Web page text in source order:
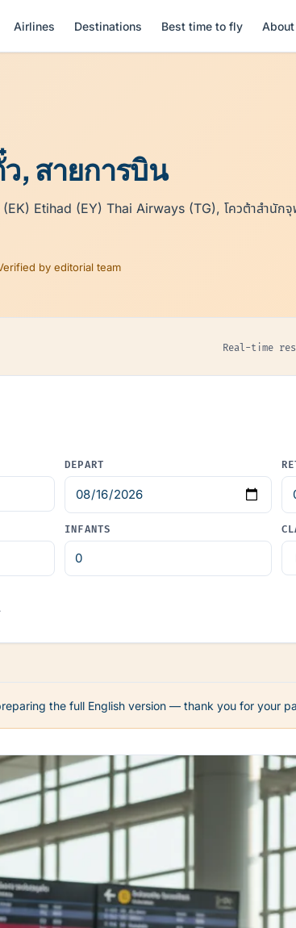
Airlines Destinations Best time to fly About
, สายการบิน
Etihad (EY) Thai Airways (TG), โควต้าสำนัก
by editorial team
Real-time
DEPART
INFANTS
the full English version — thank you for your